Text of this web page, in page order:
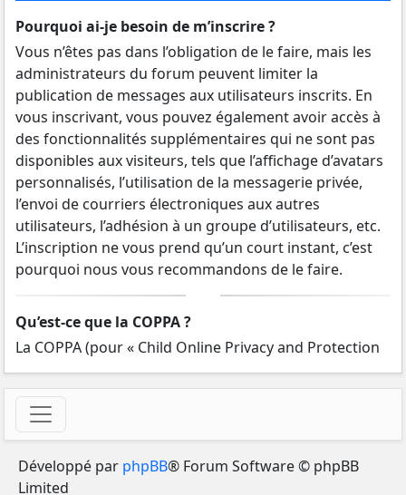
Pourquoi ai-je besoin de m’inscrire ?
Vous n’êtes pas dans l’obligation de le faire, mais les
administrateurs du forum peuvent limiter la
publication de messages aux utilisateurs inscrits. En
vous inscrivant, vous pouvez également avoir accès à
des fonctionnalités supplémentaires qui ne sont pas
disponibles aux visiteurs, tels que l’affichage d’avatars
personnalisés, l’utilisation de la messagerie privée,
l’envoi de courriers électroniques aux autres
utilisateurs, l’adhésion à un groupe d’utilisateurs, etc.
L’inscription ne vous prend qu’un court instant, c’est
pourquoi nous vous recommandons de le faire.
Qu’est-ce que la COPPA ?
La COPPA (pour « Child Online Privacy and Protection
Act ») est une loi des États-Unis d’Amérique qui
demande aux sites internet collectant potentiellement
des informations sur les mineurs âgés de moins de 13
ans un consentement écrit des parents ou des tuteurs
légaux des mineurs concernés. Si vous ne savez pas si
cette loi s’applique également aux mineurs âgés de
Développé par phpBB® Forum Software © phpBB
Limited